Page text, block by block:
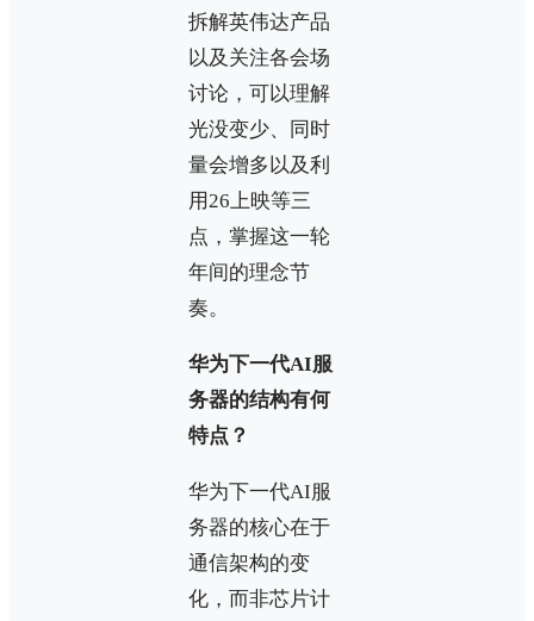
拆解英伟达产品
以及关注各会场
讨论，可以理解
光没变少、同时
量会增多以及利
用26上映等三
点，掌握这一轮
年间的理念节
奏。
华为下一代AI服
务器的结构有何
特点？
华为下一代AI服
务器的核心在于
通信架构的变
化，而非芯片计